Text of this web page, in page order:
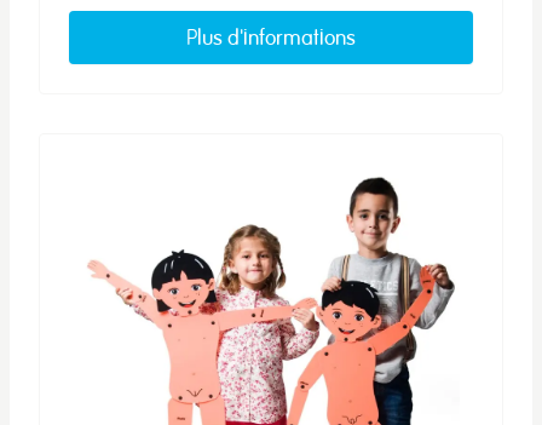
Plus d'informations